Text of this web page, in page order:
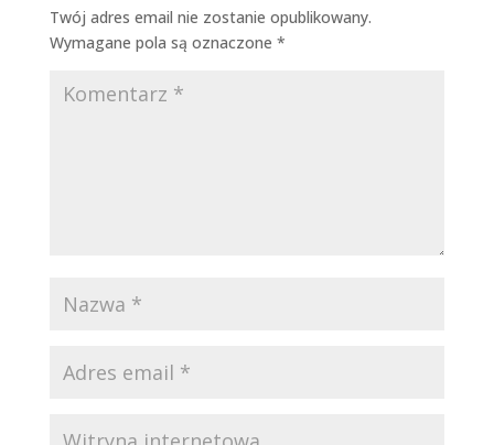
Twój adres email nie zostanie opublikowany.
Wymagane pola są oznaczone *